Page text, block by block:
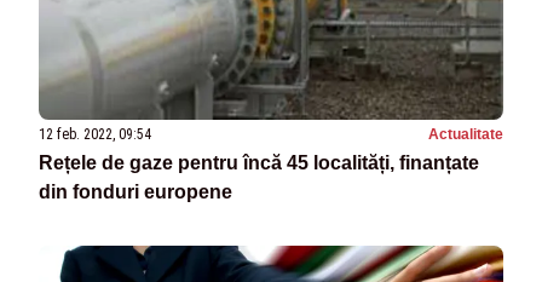
12 feb. 2022, 09:54 Actualitate
Rețele de gaze pentru încă 45 localități, finanțate
din fonduri europene